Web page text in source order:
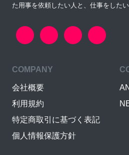
た用事を依頼したい人と、仕事をした
COMPANY
会社概要
利用規約
特定商取引に基づく表記
個人情報保護方針